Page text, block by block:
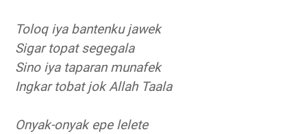
Toloq iya bantenku jawek
Sigar topat segegala
Sino iya taparan munafek
Ingkar tobat jok Allah Taala
Onyak-onyak epe lelete